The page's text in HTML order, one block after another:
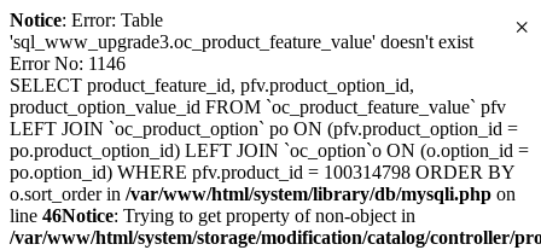
Notice: Error: Table
'sql_www_upgrade3.oc_product_feature_value' doesn't exist
Error No: 1146
SELECT product_feature_id, pfv.product_option_id,
product_option_value_id FROM `oc_product_feature_value` pfv
LEFT JOIN `oc_product_option` po ON (pfv.product_option_id =
po.product_option_id) LEFT JOIN `oc_option`o ON (o.option_id =
po.option_id) WHERE pfv.product_id = 100314798 ORDER BY
o.sort_order in /var/www/html/system/library/db/mysqli.php on
line 46Notice: Trying to get property of non-object in
/var/www/html/system/storage/modification/catalog/controller/
×